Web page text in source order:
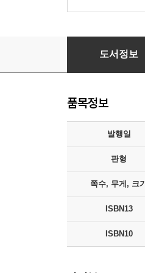
어린 왕자
도서정보
품목정보
발행일
판형
쪽수, 무게, 크기
ISBN13
ISBN10